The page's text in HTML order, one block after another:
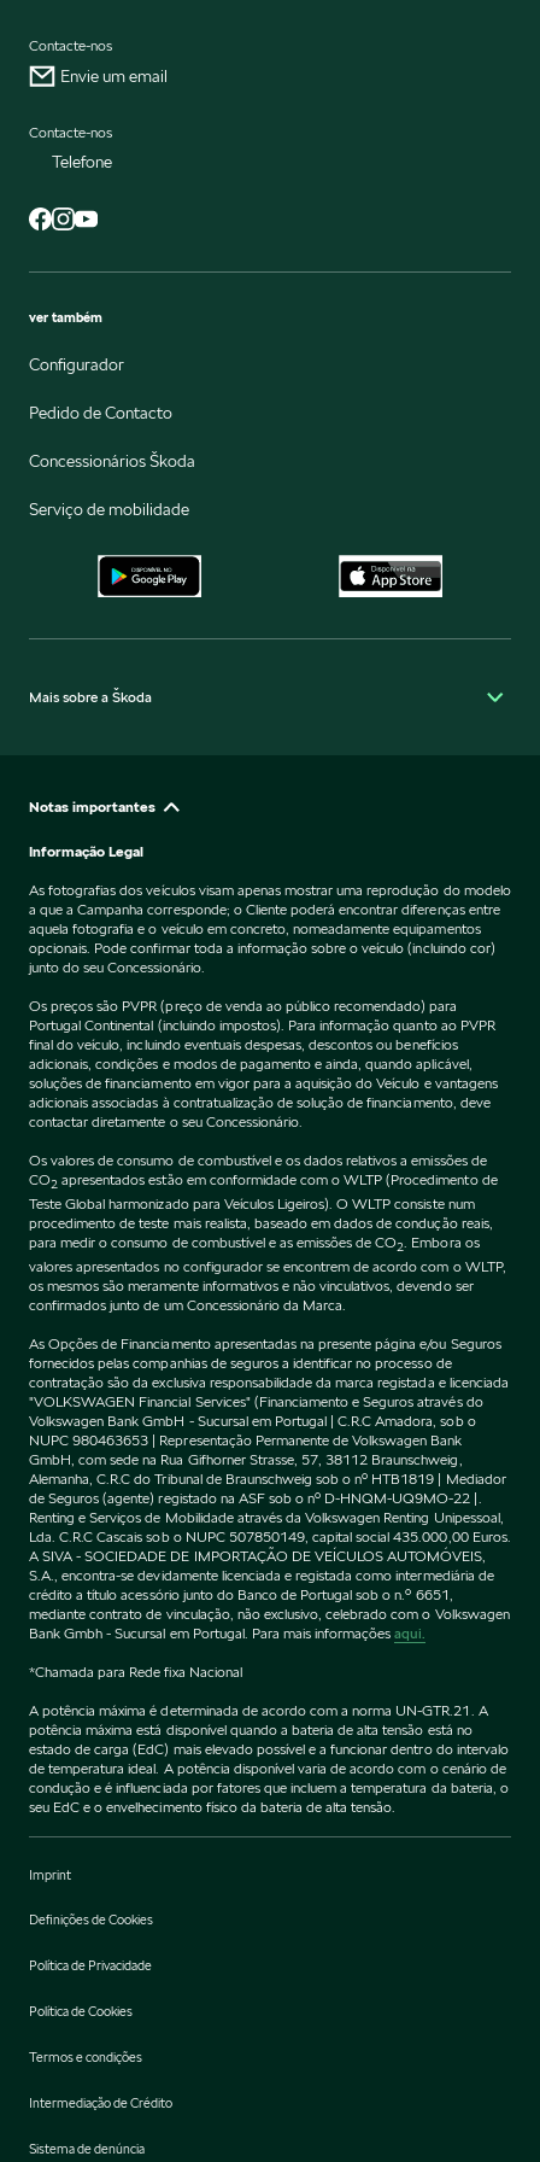
Contacte-nos
Envie um email
Contacte-nos
Telefone
ver também
Configurador
Pedido de Contacto
Concessionários Škoda
Serviço de mobilidade
Mais sobre a Škoda
Notas importantes
Informação Legal
As fotografias dos veículos visam apenas mostrar uma reprodução do modelo
a que a Campanha corresponde; o Cliente poderá encontrar diferenças entre
aquela fotografia e o veículo em concreto, nomeadamente equipamentos
opcionais. Pode confirmar toda a informação sobre o veículo (incluindo cor)
junto do seu Concessionário.
Os preços são PVPR (preço de venda ao público recomendado) para
Portugal Continental (incluindo impostos). Para informação quanto ao PVPR
final do veículo, incluindo eventuais despesas, descontos ou benefícios
adicionais, condições e modos de pagamento e ainda, quando aplicável,
soluções de financiamento em vigor para a aquisição do Veículo e vantagens
adicionais associadas à contratualização de solução de financiamento, deve
contactar diretamente o seu Concessionário.
Os valores de consumo de combustível e os dados relativos a emissões de
CO2 apresentados estão em conformidade com o WLTP (Procedimento de
Teste Global harmonizado para Veículos Ligeiros). O WLTP consiste num
procedimento de teste mais realista, baseado em dados de condução reais,
para medir o consumo de combustível e as emissões de CO2 . Embora os
valores apresentados no configurador se encontrem de acordo com o WLTP,
os mesmos são meramente informativos e não vinculativos, devendo ser
confirmados junto de um Concessionário da Marca.
As Opções de Financiamento apresentadas na presente página e/ou Seguros
fornecidos pelas companhias de seguros a identificar no processo de
contratação são da exclusiva responsabilidade da marca registada e licenciada
"VOLKSWAGEN Financial Services" (Financiamento e Seguros através do
Volkswagen Bank GmbH - Sucursal em Portugal | C.R.C Amadora, sob o
NUPC 980463653 | Representação Permanente de Volkswagen Bank
GmbH, com sede na Rua Gifhorner Strasse, 57, 38112 Braunschweig,
Alemanha, C.R.C do Tribunal de Braunschweig sob o nº HTB1819 | Mediador
de Seguros (agente) registado na ASF sob o nº D-HNQM-UQ9MO-22 |.
Renting e Serviços de Mobilidade através da Volkswagen Renting Unipessoal,
Lda. C.R.C Cascais sob o NUPC 507850149, capital social 435.000,00 Euros.
A SIVA - SOCIEDADE DE IMPORTAÇÃO DE VEÍCULOS AUTOMÓVEIS,
S.A., encontra-se devidamente licenciada e registada como intermediária de
crédito a título acessório junto do Banco de Portugal sob o n.º 6651,
mediante contrato de vinculação, não exclusivo, celebrado com o Volkswagen
Bank Gmbh - Sucursal em Portugal. Para mais informaçõesaqui.
*Chamada para Rede fixa Nacional
A potência máxima é determinada de acordo com a norma UN-GTR.21. A
potência máxima está disponível quando a bateria de alta tensão está no
estado de carga (EdC) mais elevado possível e a funcionar dentro do intervalo
de temperatura ideal. A potência disponível varia de acordo com o cenário de
condução e é influenciada por fatores que incluem a temperatura da bateria, o
seu EdC e o envelhecimento físico da bateria de alta tensão.
Imprint
Definições de Cookies
Política de Privacidade
Política de Cookies
Termos e condições
Intermediação de Crédito
Sistema de denúncia